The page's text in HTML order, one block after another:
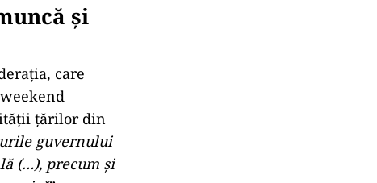
și
care
ţărilor din
guvernului
(…), precum şi